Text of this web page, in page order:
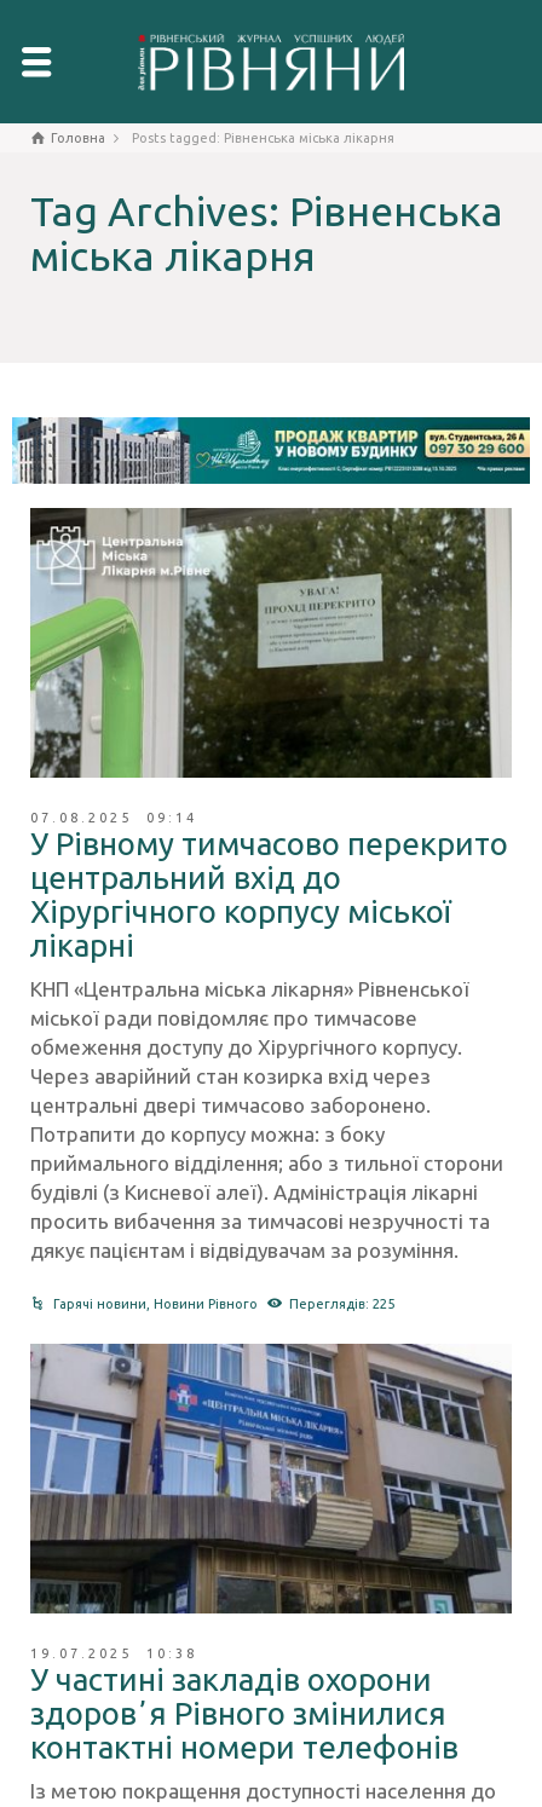
Головна Posts tagged: Рівненська міська лікарня
Tag Archives: Рівненська
міська лікарня
07.08.2025 09:14
У Рівному тимчасово перекрито
центральний вхід до
Хірургічного корпусу міської
лікарні
КНП «Центральна міська лікарня» Рівненської
міської ради повідомляє про тимчасове
обмеження доступу до Хірургічного корпусу.
Через аварійний стан козирка вхід через
центральні двері тимчасово заборонено.
Потрапити до корпусу можна: з боку
приймального відділення; або з тильної сторони
будівлі (з Кисневої алеї). Адміністрація лікарні
просить вибачення за тимчасові незручності та
дякує пацієнтам і відвідувачам за розуміння.
Гарячі новини Новини Рівного Переглядів: 225
19.07.2025 10:38
У частині закладів охорони
здоровʼя Рівного змінилися
контактні номери телефонів
Із метою покращення доступності населення до